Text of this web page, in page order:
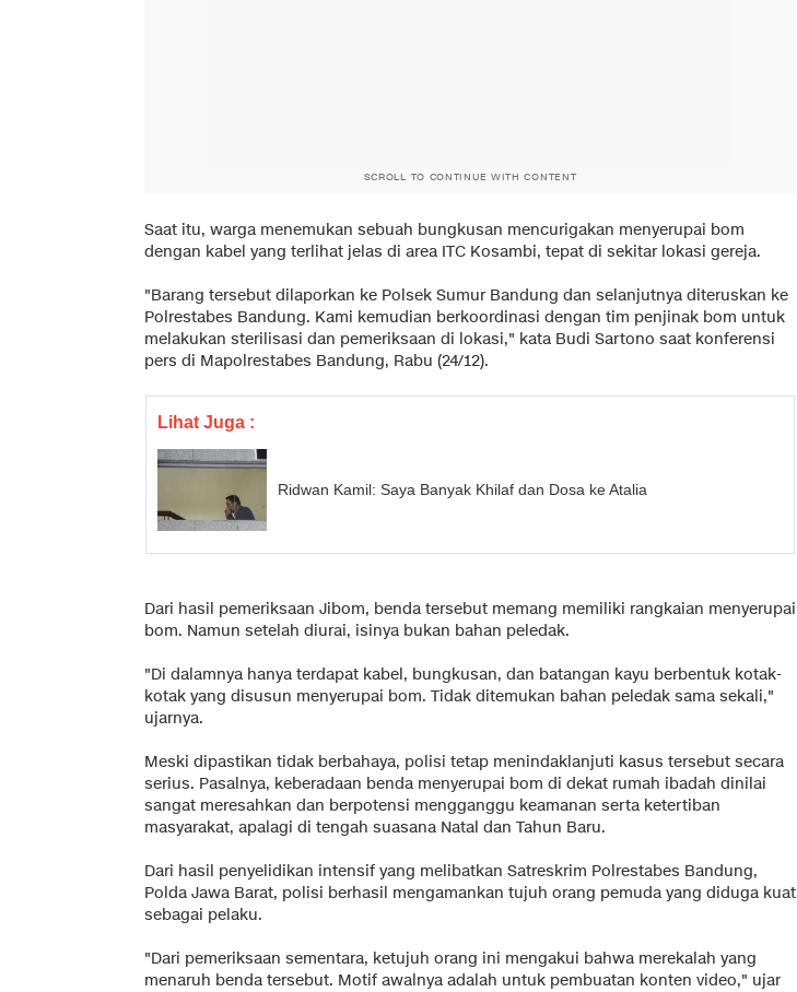
SCROLL TO CONTINUE WITH CONTENT
Saat itu, warga menemukan sebuah bungkusan mencurigakan menyerupai bom
dengan kabel yang terlihat jelas di area ITC Kosambi, tepat di sekitar lokasi gereja.
"Barang tersebut dilaporkan ke Polsek Sumur Bandung dan selanjutnya diteruskan ke
Polrestabes Bandung. Kami kemudian berkoordinasi dengan tim penjinak bom untuk
melakukan sterilisasi dan pemeriksaan di lokasi," kata Budi Sartono saat konferensi
pers di Mapolrestabes Bandung, Rabu (24/12).
Lihat Juga :
Ridwan Kamil: Saya Banyak Khilaf dan Dosa ke Atalia
Dari hasil pemeriksaan Jibom, benda tersebut memang memiliki rangkaian menyerupai
bom. Namun setelah diurai, isinya bukan bahan peledak.
"Di dalamnya hanya terdapat kabel, bungkusan, dan batangan kayu berbentuk kotak-
kotak yang disusun menyerupai bom. Tidak ditemukan bahan peledak sama sekali,"
ujarnya.
Meski dipastikan tidak berbahaya, polisi tetap menindaklanjuti kasus tersebut secara
serius. Pasalnya, keberadaan benda menyerupai bom di dekat rumah ibadah dinilai
sangat meresahkan dan berpotensi mengganggu keamanan serta ketertiban
masyarakat, apalagi di tengah suasana Natal dan Tahun Baru.
Dari hasil penyelidikan intensif yang melibatkan Satreskrim Polrestabes Bandung,
Polda Jawa Barat, polisi berhasil mengamankan tujuh orang pemuda yang diduga kuat
sebagai pelaku.
"Dari pemeriksaan sementara, ketujuh orang ini mengakui bahwa merekalah yang
menaruh benda tersebut. Motif awalnya adalah untuk pembuatan konten video," ujar